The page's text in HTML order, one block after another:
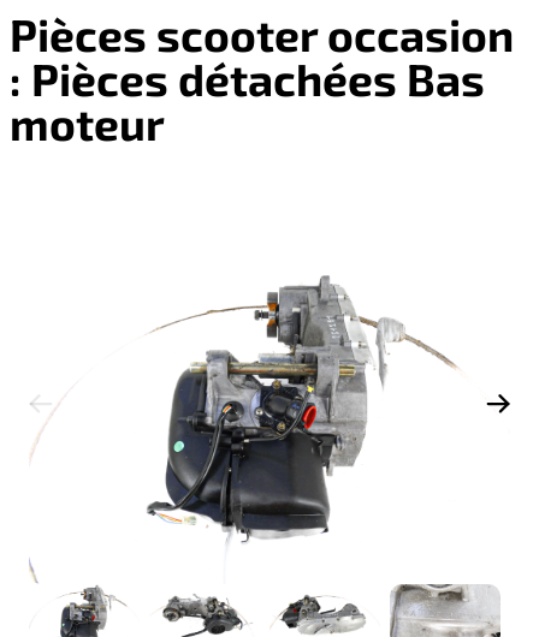
Pièces scooter occasion
: Pièces détachées Bas
moteur